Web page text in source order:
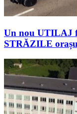
Un nou UTILAJ
STRĂZILE